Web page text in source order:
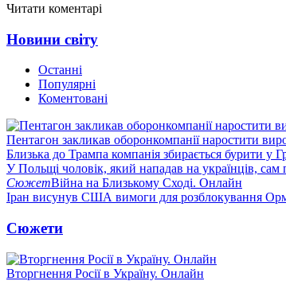
Читати коментарі
Новини світу
Останні
Популярні
Коментовані
Пентагон закликав оборонкомпанії наростити
Близька до Трампа компанія збирається бурити у
У Польщі чоловік, який нападав на українців, сам
СюжетВійна на Близькому Сході. Онлайн
Іран висунув США вимоги для розблокування
Сюжети
Вторгнення Росії в Україну. Онлайн